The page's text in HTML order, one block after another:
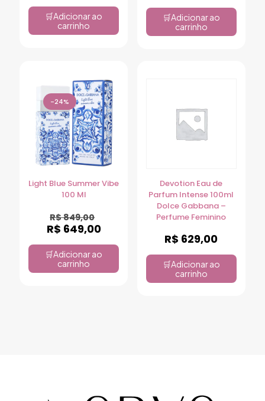
Adicionar ao
carrinho
Adicionar ao
carrinho
-24%
Light Blue Summer Vibe
100 Ml
R$849,00
R$ 649,00
Adicionar ao
carrinho
Devotion Eau de
Parfum Intense 100ml
Dolce Gabbana –
Perfume Feminino
R$ 629,00
Adicionar ao
carrinho